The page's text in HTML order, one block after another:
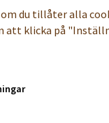
fröjd för ögat, den
ätas rå som ett
bara är vit? Hos
du tillåter alla
att klicka på